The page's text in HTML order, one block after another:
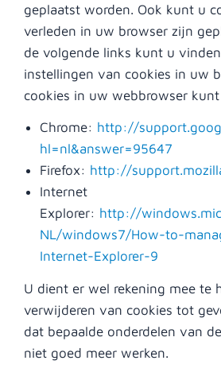
geplaatst worden. Ook kunt u
verleden in uw browser zijn
de volgende links kunt u
instellingen van cookies in uw
cookies in uw webbrowser
Chrome: http://
hl=nl&answer=95647
Firefox: http://
Internet
Explorer: http://
NL/windows7/How-to-
Internet-Explorer-9
U dient er wel rekening mee te
verwijderen van cookies tot
dat bepaalde onderdelen van
niet goed meer werken.